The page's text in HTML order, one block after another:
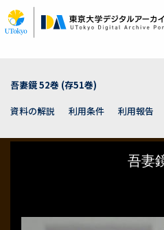
イ
ン
吾妻鏡 52巻 (存51巻)
資料の解説
利用条件 利用報告